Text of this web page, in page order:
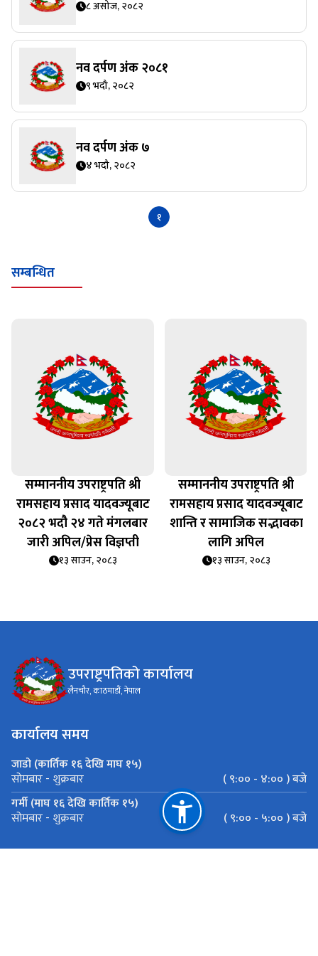
८ असोज, २०८२
नव दर्पण अंक २०८१
९ भदौ, २०८२
नव दर्पण अंक ७
४ भदौ, २०८२
१
सम्बन्धित
सम्माननीय उपराष्ट्रपति श्री
रामसहाय प्रसाद यादवज्यूबाट
२०८२ भदौ २४ गते मंगलबार
जारी अपिल/प्रेस विज्ञप्ती
१३ साउन, २०८३
सम्माननीय उपराष्ट्रपति श्री
रामसहाय प्रसाद यादवज्यूबाट
शान्ति र सामाजिक सद्भावका
लागि अपिल
१३ साउन, २०८३
उपराष्ट्रपतिको कार्यालय
लैनचौर, काठमाडौं, नेपाल
कार्यालय समय
जाडो (कार्तिक १६ देखि माघ १५)
सोमबार - शुक्रबार
( ९:०० - ४:०० ) बजे
गर्मी (माघ १६ देखि कार्तिक १५)
सोमबार - शुक्रबार ( ९:०० - ५:०० ) बजे
महत्त्वपूर्ण लिङ्कहरू